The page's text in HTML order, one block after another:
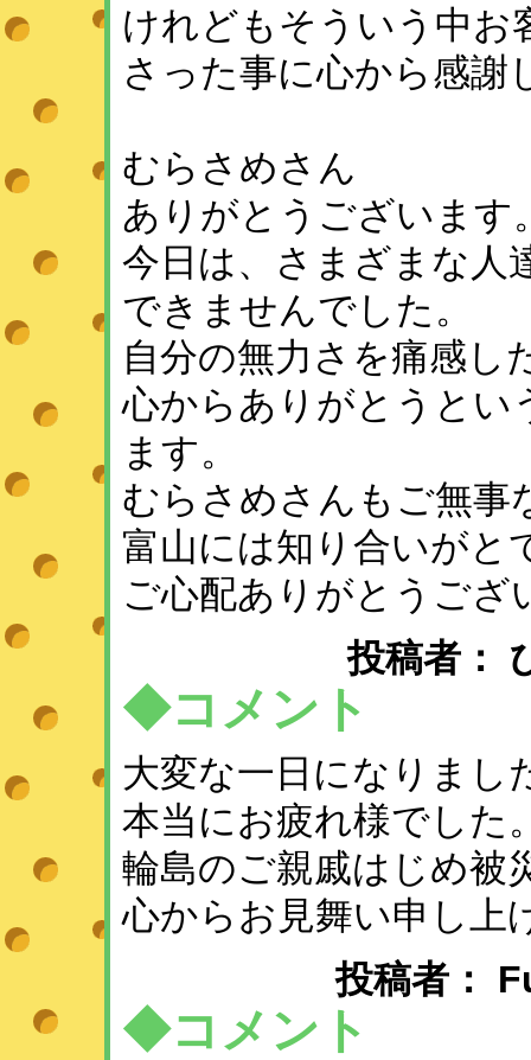
けれどもそういう中お
さった事に心から感謝
むらさめさん
ありがとうございます
今日は、さまざまな人
できませんでした。
自分の無力さを痛感し
心からありがとうとい
ます。
むらさめさんもご無事
富山には知り合いがと
ご心配ありがとうござ
投稿者：
◆コメント
大変な一日になりまし
本当にお疲れ様でした
輪島のご親戚はじめ被
心からお見舞い申し上
投稿者：
◆コメント